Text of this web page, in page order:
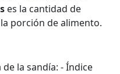
es la cantidad de
porción de alimento.
la sandía: - Índice